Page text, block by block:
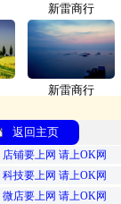
新雷商行
新雷商行
返回主页
店铺要上网 请上OK网
科技要上网 请上OK网
微店要上网 请上OK网